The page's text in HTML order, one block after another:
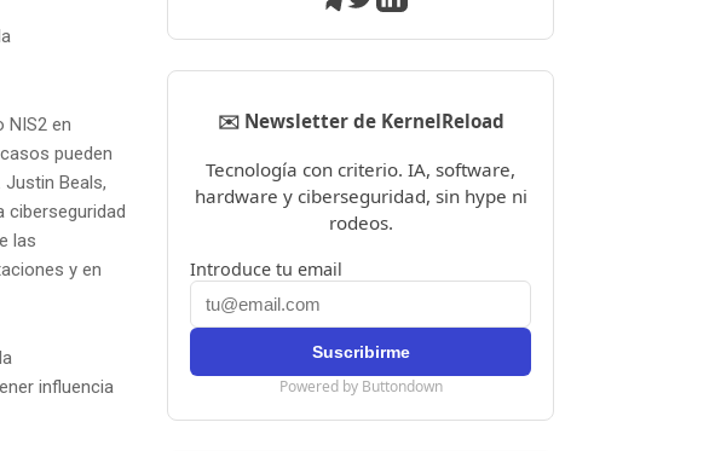
NIS2 en
pueden
Beals,
ciberseguridad
las
y en
influencia
✉️ Newsletter de KernelReload
Tecnología con criterio. IA, software,
hardware y ciberseguridad, sin hype ni
rodeos.
Introduce tu email
Powered by Buttondown